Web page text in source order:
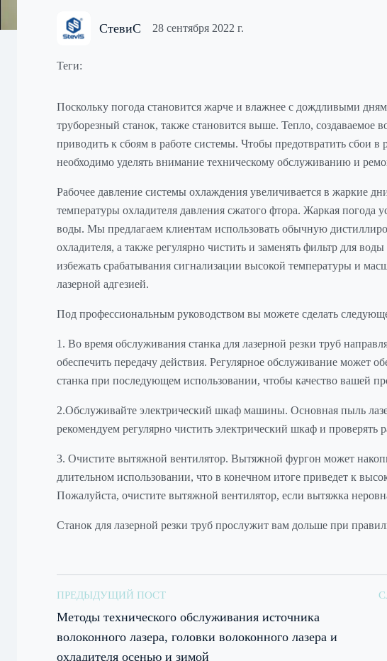
СтевиС 28 сентября 2022 г.
Теги:
Поскольку погода становится жарче и влажнее с дождливыми
труборезный станок, также становится выше. Тепло, создаваемое
приводить к сбоям в работе системы. Чтобы предотвратить сбои в
необходимо уделять внимание техническому обслуживанию и
Рабочее давление системы охлаждения увеличивается в жаркие
температуры охладителя давления сжатого фтора. Жаркая погода
воды. Мы предлагаем клиентам использовать обычную
охладителя, а также регулярно чистить и заменять фильтр для
избежать срабатывания сигнализации высокой температуры и
лазерной адгезией.
Под профессиональным руководством вы можете сделать
1. Во время обслуживания станка для лазерной резки труб
обеспечить передачу действия. Регулярное обслуживание может
станка при последующем использовании, чтобы качество вашей
2.Обслуживайте электрический шкаф машины. Основная пыль
рекомендуем регулярно чистить электрический шкаф и проверять
3. Очистите вытяжной вентилятор. Вытяжной фургон может
длительном использовании, что в конечном итоге приведет к
Пожалуйста, очистите вытяжной вентилятор, если вытяжка
Станок для лазерной резки труб прослужит вам дольше при
ПРЕДЫДУЩИЙ ПОСТ
Методы технического обслуживания источника
волоконного лазера, головки волоконного лазера и
охладителя осенью и зимой